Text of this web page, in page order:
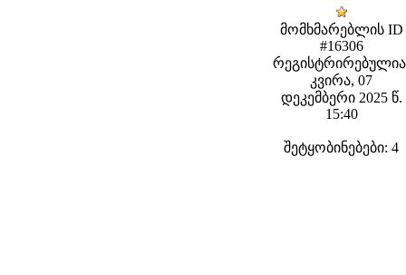
მომხმარებლის ID
#16306
კვირა, 07
დეკემბერი 2025 წ.
15:40
შეტყობინებები: 4